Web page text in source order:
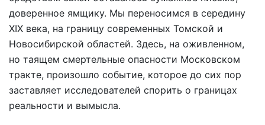
доверенное ямщику. Мы переносимся в середину
ХIХ века, на границу современных Томской и
Новосибирской областей. Здесь, на оживленном,
но таящем смертельные опасности Московском
тракте, произошло событие, которое до сих пор
заставляет исследователей спорить о границах
реальности и вымысла.